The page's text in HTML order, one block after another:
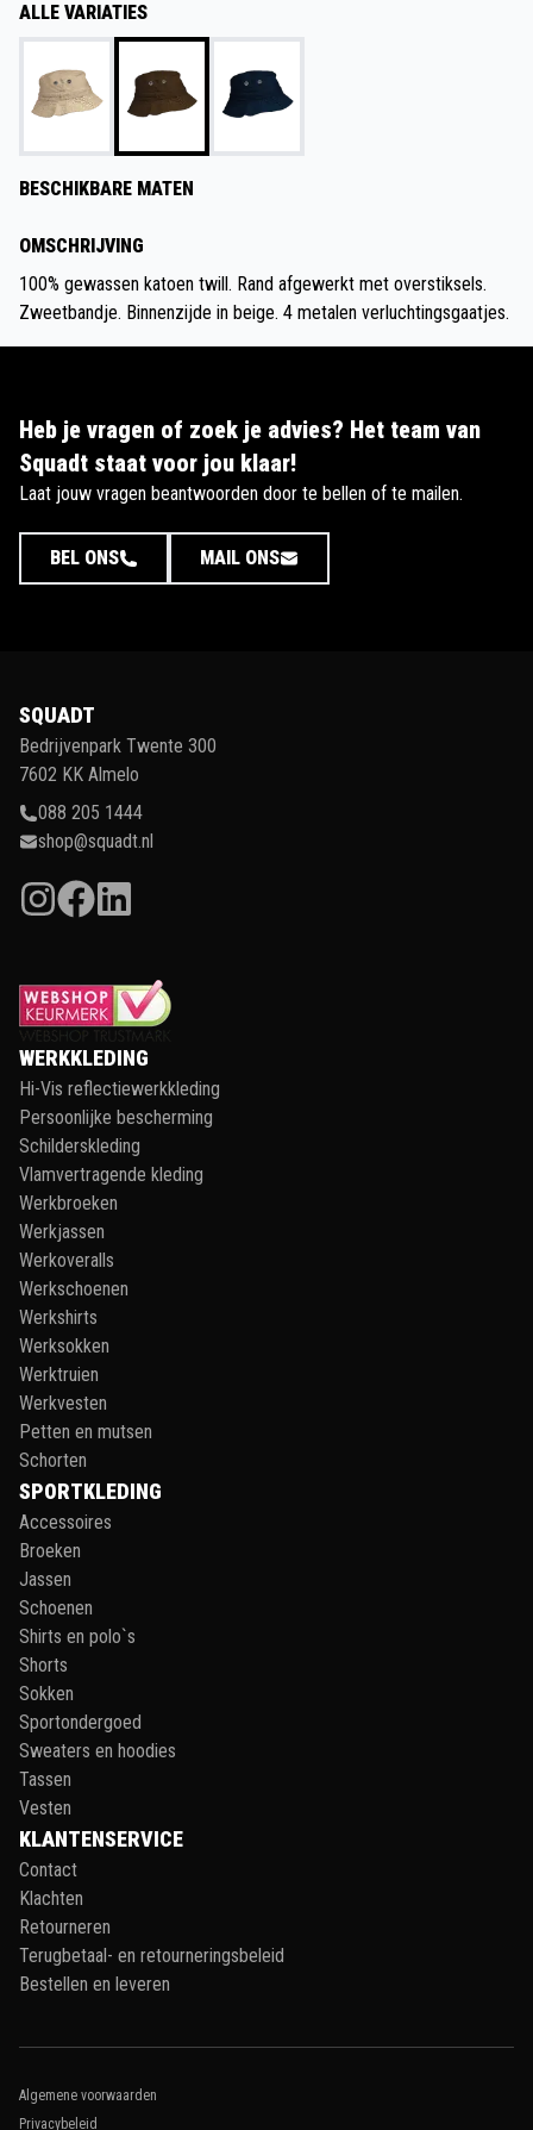
ALLE VARIATIES
BESCHIKBARE MATEN
OMSCHRIJVING
100% gewassen katoen twill. Rand afgewerkt met overstiksels.
Zweetbandje. Binnenzijde in beige. 4 metalen verluchtingsgaatjes.
Heb je vragen of zoek je advies? Het team van
Squadt staat voor jou klaar!
Laat jouw vragen beantwoorden door te bellen of te mailen.
BEL ONS MAIL ONS
SQUADT
Bedrijvenpark Twente 300
7602 KK Almelo
088 205 1444
shop@squadt.nl
WERKKLEDING
Hi-Vis reflectiewerkkleding
Persoonlijke bescherming
Schilderskleding
Vlamvertragende kleding
Werkbroeken
Werkjassen
Werkoveralls
Werkschoenen
Werkshirts
Werksokken
Werktruien
Werkvesten
Petten en mutsen
Schorten
SPORTKLEDING
Accessoires
Broeken
Jassen
Schoenen
Shirts en polo`s
Shorts
Sokken
Sportondergoed
Sweaters en hoodies
Tassen
Vesten
KLANTENSERVICE
Contact
Klachten
Retourneren
Terugbetaal- en retourneringsbeleid
Bestellen en leveren
Algemene voorwaarden
Privacybeleid